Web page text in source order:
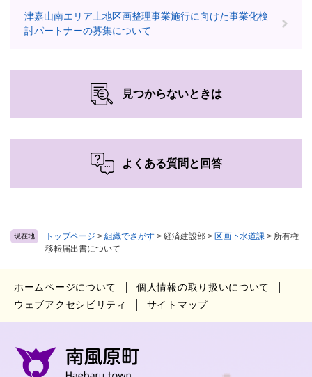
現在地 トップページ > 組織でさがす > 経済建設部 > 区画下水道課 > 所有権
移転届出書について
津嘉山南エリア土地区画整理事業施行に向けた事業化検
討パートナーの募集について
見つからないときは
よくある質問と回答
ホームページについて
個人情報の取り扱いについて
ウェブアクセシビリティ
サイトマップ